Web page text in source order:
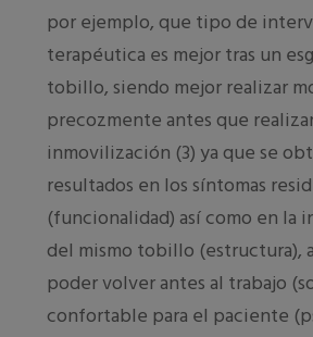
por ejemplo, que tipo de
terapéutica es mejor tras un
tobillo, siendo mejor realizar
precozmente antes que
inmovilización (3) ya que se
resultados en los síntomas
(funcionalidad) así como en la
del mismo tobillo (estructura),
poder volver antes al trabajo
confortable para el paciente